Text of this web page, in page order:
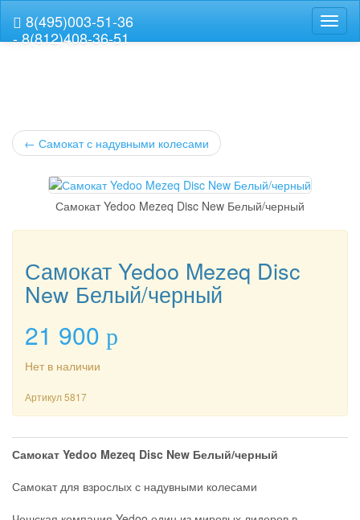
8(495)003-51-36
- 8(812)408-36-51
← Самокат с надувными колесами
Самокат Yedoo Mezeq Disc New Белый/черный
Самокат Yedoo Mezeq Disc
New Белый/черный
21 900 p
Нет в наличии
Артикул5817
Самокат Yedoo Mezeq Disc New Белый/черный
Самокат для взрослых с надувными колесами